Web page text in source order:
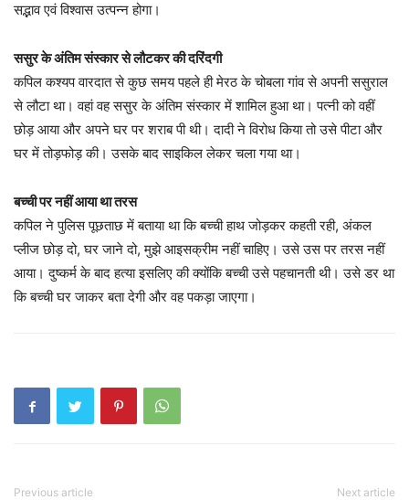
सद्भाव एवं विश्वास उत्पन्न होगा।
ससुर के अंतिम संस्कार से लौटकर की दरिंदगी
कपिल कश्यप वारदात से कुछ समय पहले ही मेरठ के चोबला गांव से अपनी ससुराल
से लौटा था। वहां वह ससुर के अंतिम संस्कार में शामिल हुआ था। पत्नी को वहीं
छोड़ आया और अपने घर पर शराब पी थी। दादी ने विरोध किया तो उसे पीटा और
घर में तोड़फोड़ की। उसके बाद साइकिल लेकर चला गया था।
बच्ची पर नहीं आया था तरस
कपिल ने पुलिस पूछताछ में बताया था कि बच्ची हाथ जोड़कर कहती रही, अंकल
प्लीज छोड़ दो, घर जाने दो, मुझे आइसक्रीम नहीं चाहिए। उसे उस पर तरस नहीं
आया। दुष्कर्म के बाद हत्या इसलिए की क्योंकि बच्ची उसे पहचानती थी। उसे डर था
कि बच्ची घर जाकर बता देगी और वह पकड़ा जाएगा।
Previous article Next article